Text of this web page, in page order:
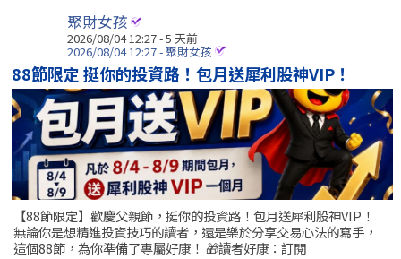
聚財女孩
2026/08/04 12:27 - 5 天前
2026/08/04 12:27 - 聚財女孩
88節限定 挺你的投資路！包月送犀利股神VIP！
【88節限定】歡慶父親節，挺你的投資路！包月送犀利股神VIP！
無論你是想精進投資技巧的讀者，還是樂於分享交易心法的寫手，
這個88節，為你準備了專屬好康！ 🎁讀者好康：訂閱